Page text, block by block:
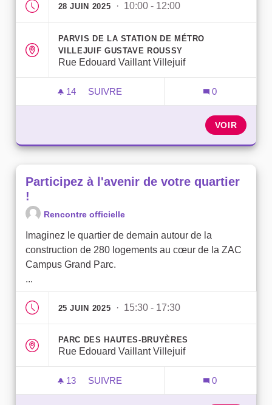
28 JUIN 2025 · 10:00 - 12:00
PARVIS DE LA STATION DE MÉTRO
VILLEJUIF GUSTAVE ROUSSY
Rue Edouard Vaillant Villejuif
14 14 ABONNÉS
SUIVRE
0
VOIR
Participez à l'avenir de votre quartier
!
Rencontre officielle
Imaginez le quartier de demain autour de la
construction de 280 logements au cœur de la ZAC
Campus Grand Parc.
...
25 JUIN 2025 · 15:30 - 17:30
PARC DES HAUTES-BRUYÈRES
Rue Edouard Vaillant Villejuif
13 13 ABONNÉS
SUIVRE
0